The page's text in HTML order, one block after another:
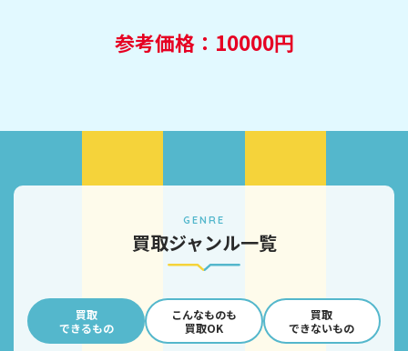
参考価格：10000円
GENRE
買取ジャンル一覧
買取
できるもの
こんなものも
買取OK
買取
できないもの